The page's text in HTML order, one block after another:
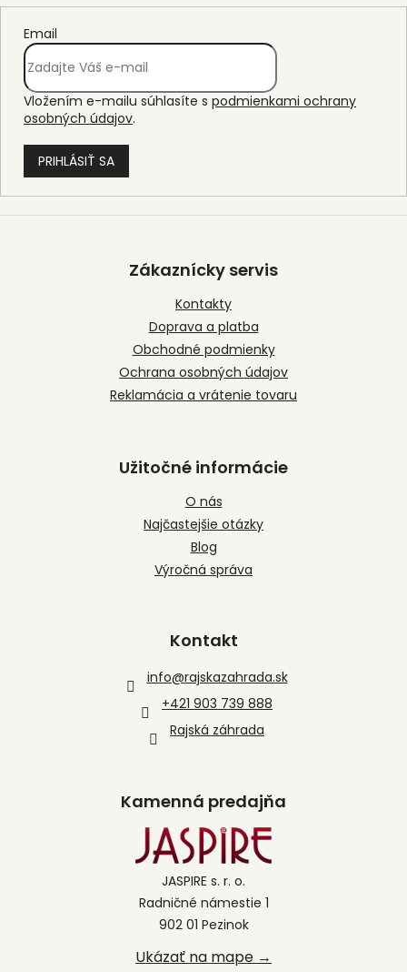
Email
Vložením e-mailu súhlasíte s podmienkami ochrany
osobných údajov.
PRIHLÁSIŤ SA
Z
Zákaznícky servis
Kontakty
Doprava a platba
Obchodné podmienky
Ochrana osobných údajov
Reklamácia a vrátenie tovaru
Užitočné informácie
O nás
Najčastejšie otázky
Blog
Výročná správa
Kontakt
info@rajskazahrada.sk
+421 903 739 888
Rajská záhrada
Kamenná predajňa
JASPIRE s. r. o.
Radničné námestie 1
902 01 Pezinok
Ukázať na mape →